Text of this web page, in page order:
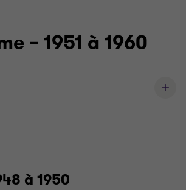
– 1951 à 1960
à 1950